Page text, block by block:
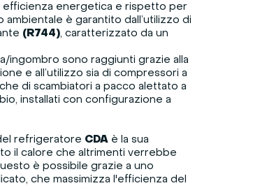
efficienza energetica e rispetto per
ambientale è garantito dall’utilizzo di
(R744), caratterizzato da un
ingombro sono raggiunti grazie alla
e all’utilizzo sia di compressori a
di scambiatori a pacco alettato a
installati con configurazione a
refrigeratore CDA è la sua
il calore che altrimenti verrebbe
è possibile grazie a uno
che massimizza l'efficienza del